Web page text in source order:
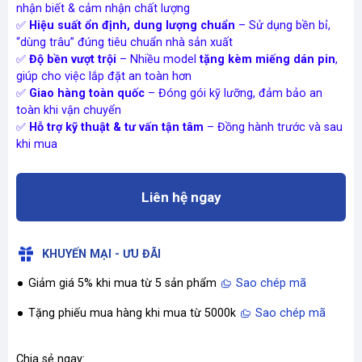
nhận biết & cảm nhận chất lượng
✅ Hiệu suất ổn định, dung lượng chuẩn – Sử dụng bền bỉ,
“dùng trâu” đúng tiêu chuẩn nhà sản xuất
✅ Độ bền vượt trội – Nhiều modeltặng kèm miếng dán pin,
giúp cho việc lắp đặt an toàn hơn
✅ Giao hàng toàn quốc – Đóng gói kỹ lưỡng, đảm bảo an
toàn khi vận chuyển
✅ Hỗ trợ kỹ thuật & tư vấn tận tâm – Đồng hành trước và sau
khi mua
Liên hệ ngay
KHUYẾN MẠI - ƯU ĐÃI
Giảm giá 5% khi mua từ 5 sản phẩm Sao chép mã
Tặng phiếu mua hàng khi mua từ 5000k Sao chép mã
Chia sẻ ngay: